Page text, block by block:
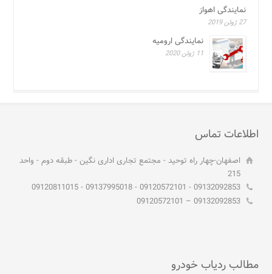
نمایندگی اهواز
27 ژوئن 2019
نمایندگی ارومیه
11 ژوئن 2020
اطلاعات تماس
اصفهان-چهار راه توحید - مجتمع تجاری اداری نگین - طبقه دوم - واحد
215
09132092853 - 09120572101 - 09137995018 - 09120811015
09132092853 – 09120572101
مطالب ردیاب خودرو